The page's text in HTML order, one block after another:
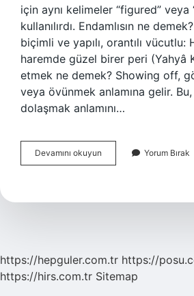
için aynı kelimeler “figured” veya
kullanılırdı. Endamlısın ne
biçimli ve yapılı, orantılı vücutlu:
haremde güzel birer peri (Yahyâ
etmek ne demek? Showing off,
veya övünmek anlamına gelir.
dolaşmak anlamını…
Devamını okuyun
Ne
Yorum Bırak
https://hepguler.com.tr https://
https://hirs.com.tr Sitemap